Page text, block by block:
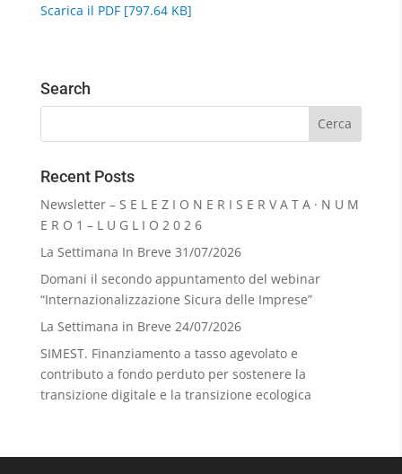
Scarica il PDF [797.64 KB]
Search
Recent Posts
Newsletter – S E L E Z I O N E R I S E R V A T A · N U M
E R O 1 – L U G L I O 2 0 2 6
La Settimana In Breve 31/07/2026
Domani il secondo appuntamento del webinar
“Internazionalizzazione Sicura delle Imprese”
La Settimana in Breve 24/07/2026
SIMEST. Finanziamento a tasso agevolato e
contributo a fondo perduto per sostenere la
transizione digitale e la transizione ecologica